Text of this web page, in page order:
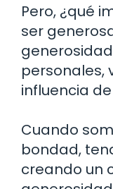
Pero, ¿qué
ser
personales,
influencia
Cuando
bondad,
creando un